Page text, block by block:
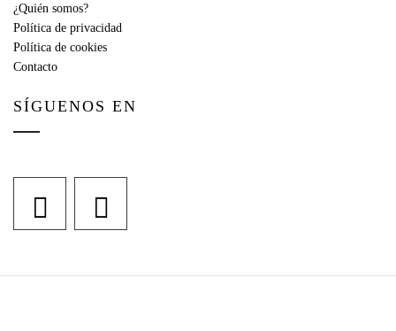
¿Quién somos?
Política de privacidad
Política de cookies
Contacto
SÍGUENOS EN